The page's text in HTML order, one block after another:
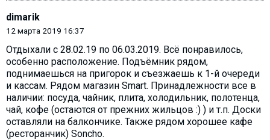
dimarik
12 марта 2019 16:37
Отдыхали с 28.02.19 по 06.03.2019. Всё понравилось,
особенно расположение. Подъёмник рядом,
поднимаешься на пригорок и съезжаешь к 1-й очереди
и кассам. Рядом магазин Smart. Принадлежности все в
наличии: посуда, чайник, плита, холодильник, полотенца,
чай, кофе (остаются от прежних жильцов :) ) и т.п. Доски
оставляли на балкончике. Также рядом хорошее кафе
(ресторанчик) Soncho.